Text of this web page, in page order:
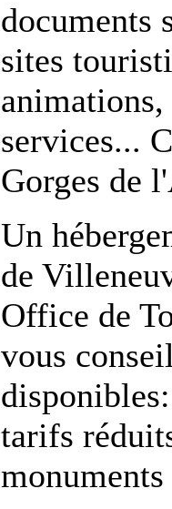
documents
sites
services...
Gorges de
Un
de
Office de
vous
tarifs